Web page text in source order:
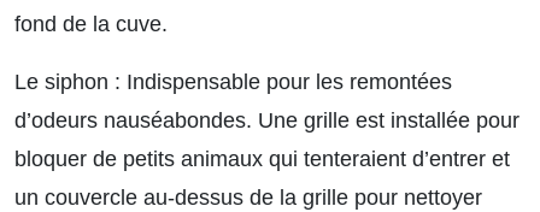
fond de la cuve.
Le siphon : Indispensable pour les remontées
d’odeurs nauséabondes. Une grille est installée pour
bloquer de petits animaux qui tenteraient d’entrer et
un couvercle au-dessus de la grille pour nettoyer